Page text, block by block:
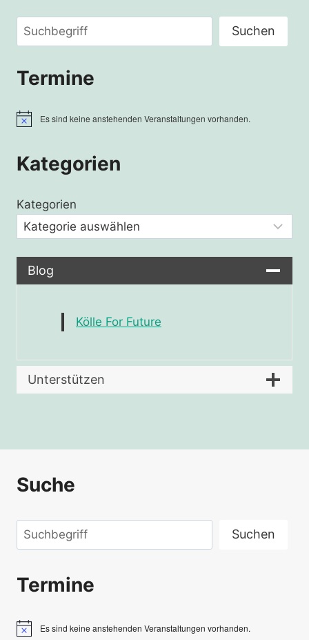
Suchen Suchen
Termine
HinweisEs sind keine anstehenden Veranstaltungen vorhanden.
Kategorien
Kategorien
Blog
Kölle For Future
Unterstützen
Suche
Suchen Suchen
Termine
HinweisEs sind keine anstehenden Veranstaltungen vorhanden.